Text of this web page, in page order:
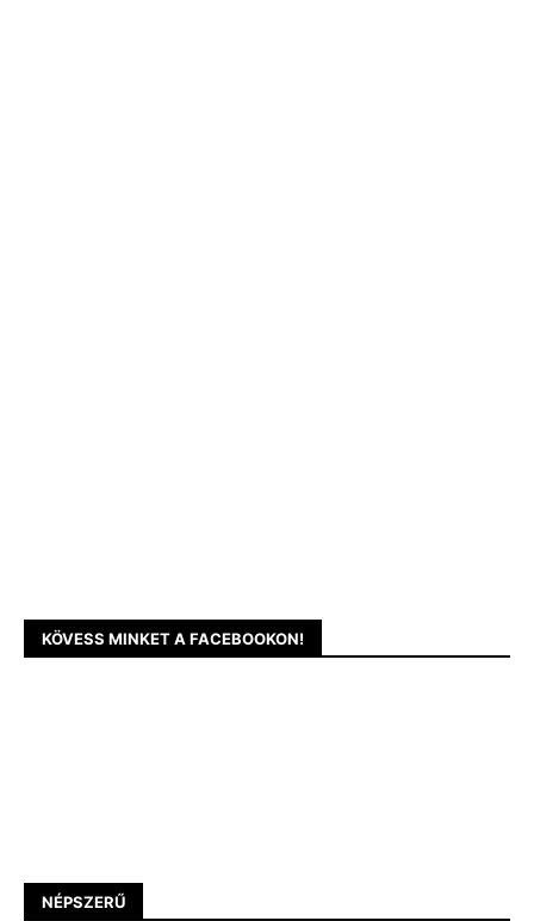
KÖVESS MINKET A FACEBOOKON!
NÉPSZERŰ